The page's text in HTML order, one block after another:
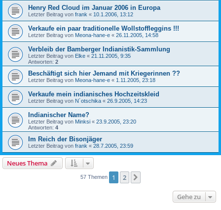
Henry Red Cloud im Januar 2006 in Europa
Letzter Beitrag von frank « 10.1.2006, 13:12
Verkaufe ein paar traditionelle Wollstoffleggins !!!
Letzter Beitrag von Meona-hane-e « 26.11.2005, 14:58
Verbleib der Bamberger Indianistik-Sammlung
Letzter Beitrag von Elke « 21.11.2005, 9:35
Antworten: 2
Beschäftigt sich hier Jemand mit Kriegerinnen ??
Letzter Beitrag von Meona-hane-e « 1.11.2005, 23:18
Verkaufe mein indianisches Hochzeitskleid
Letzter Beitrag von N´otschika « 26.9.2005, 14:23
Indianischer Name?
Letzter Beitrag von Minksi « 23.9.2005, 23:20
Antworten: 4
Im Reich der Bisonjäger
Letzter Beitrag von frank « 28.7.2005, 23:59
Neues Thema
57 Themen 1 2
Gehe zu